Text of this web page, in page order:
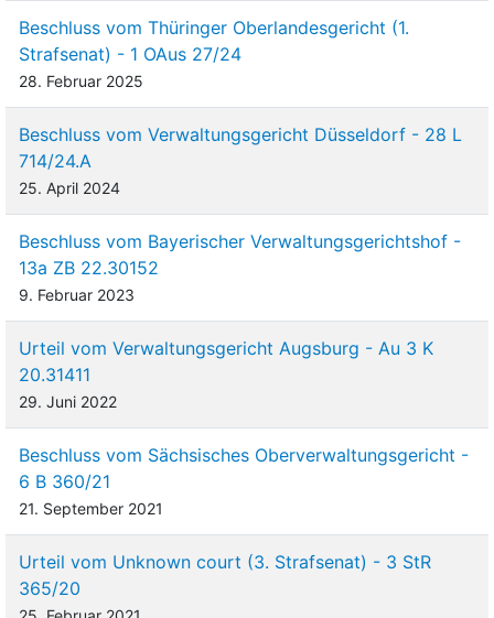
Beschluss vom Thüringer Oberlandesgericht (1.
Strafsenat) - 1 OAus 27/24
28. Februar 2025
Beschluss vom Verwaltungsgericht Düsseldorf - 28 L
714/24.A
25. April 2024
Beschluss vom Bayerischer Verwaltungsgerichtshof -
13a ZB 22.30152
9. Februar 2023
Urteil vom Verwaltungsgericht Augsburg - Au 3 K
20.31411
29. Juni 2022
Beschluss vom Sächsisches Oberverwaltungsgericht -
6 B 360/21
21. September 2021
Urteil vom Unknown court (3. Strafsenat) - 3 StR
365/20